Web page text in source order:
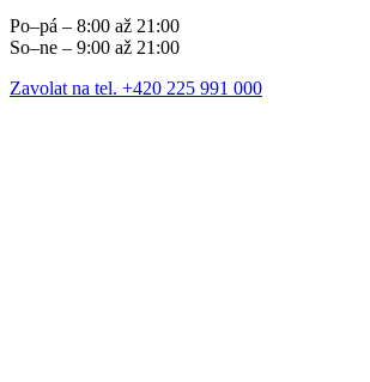
Po–pá – 8:00 až 21:00
So–ne – 9:00 až 21:00
Zavolat na tel. +420 225 991 000